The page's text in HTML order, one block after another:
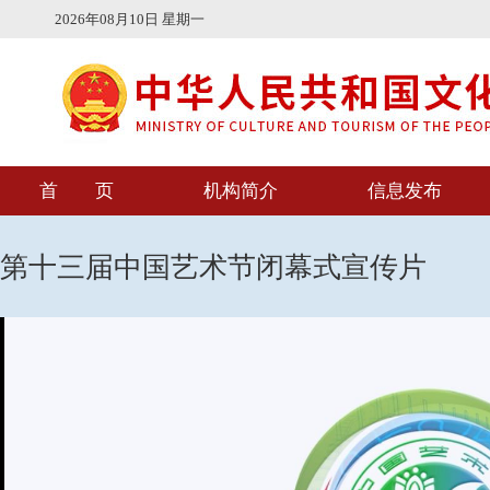
2026年08 月 10 日 星期一
首 页 机构简介 信息发布
第十三届中国艺术节闭幕式宣传片